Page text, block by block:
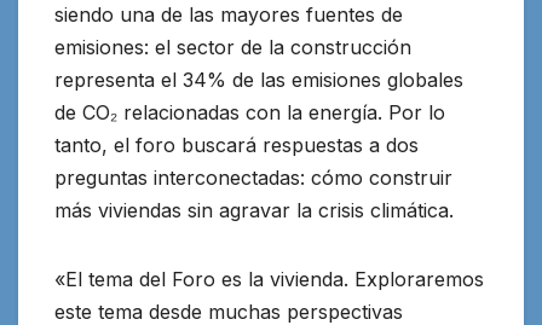
siendo una de las mayores fuentes de
emisiones: el sector de la construcción
representa el 34% de las emisiones globales
de CO₂ relacionadas con la energía. Por lo
tanto, el foro buscará respuestas a dos
preguntas interconectadas: cómo construir
más viviendas sin agravar la crisis climática.
«El tema del Foro es la vivienda. Exploraremos
este tema desde muchas perspectivas